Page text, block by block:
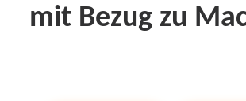
mit Bezug zu